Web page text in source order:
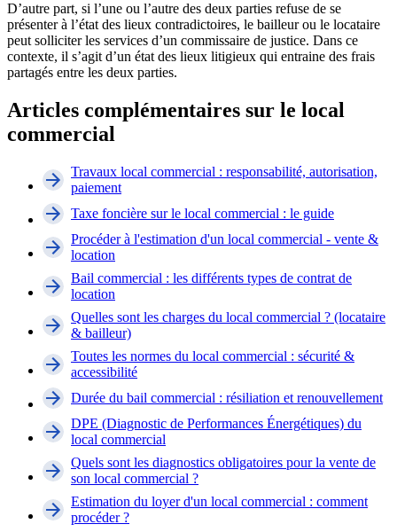
D’autre part, si l’une ou l’autre des deux parties refuse de se
présenter à l’état des lieux contradictoires, le bailleur ou le locataire
peut solliciter les services d’un commissaire de justice. Dans ce
contexte, il s’agit d’un état des lieux litigieux qui entraine des frais
partagés entre les deux parties.
Articles complémentaires sur le local
commercial
Travaux local commercial : responsabilité, autorisation,
paiement
Taxe foncière sur le local commercial : le guide
Procéder à l'estimation d'un local commercial - vente &
location
Bail commercial : les différents types de contrat de
location
Quelles sont les charges du local commercial ? (locataire
& bailleur)
Toutes les normes du local commercial : sécurité &
accessibilité
Durée du bail commercial : résiliation et renouvellement
DPE (Diagnostic de Performances Énergétiques) du
local commercial
Quels sont les diagnostics obligatoires pour la vente de
son local commercial ?
Estimation du loyer d'un local commercial : comment
procéder ?